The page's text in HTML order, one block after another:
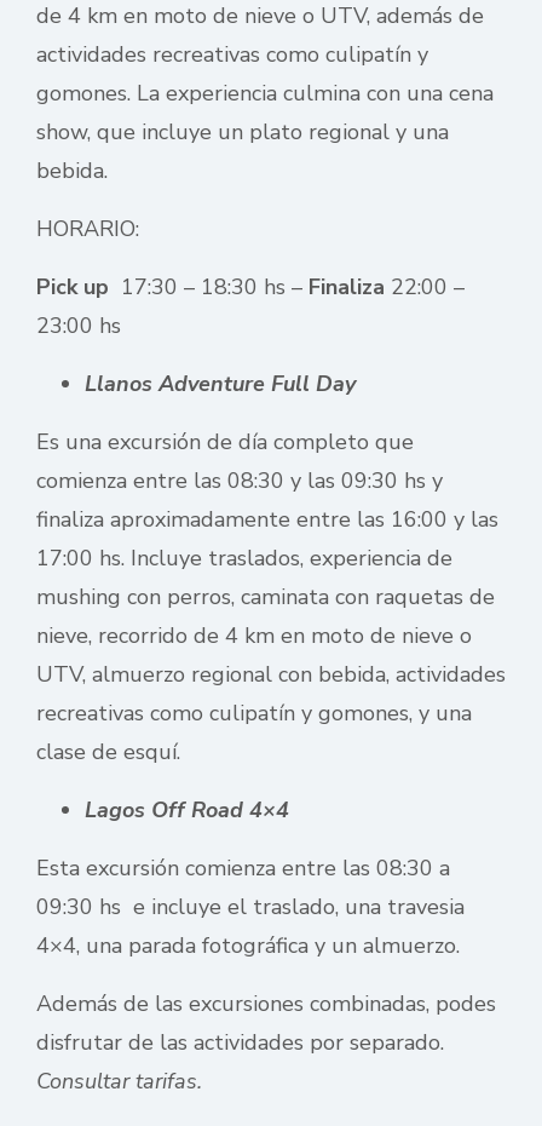
de 4 km en moto de nieve o UTV, además de
actividades recreativas como culipatín y
gomones. La experiencia culmina con una cena
show, que incluye un plato regional y una
bebida.
HORARIO:
Pick up 17:30 – 18:30 hs – Finaliza 22:00 –
23:00 hs
Llanos Adventure Full Day
Es una excursión de día completo que
comienza entre las 08:30 y las 09:30 hs y
finaliza aproximadamente entre las 16:00 y las
17:00 hs. Incluye traslados, experiencia de
mushing con perros, caminata con raquetas de
nieve, recorrido de 4 km en moto de nieve o
UTV, almuerzo regional con bebida, actividades
recreativas como culipatín y gomones, y una
clase de esquí.
Lagos Off Road 4×4
Esta excursión comienza entre las 08:30 a
09:30 hs e incluye el traslado, una travesia
4×4, una parada fotográfica y un almuerzo.
Además de las excursiones combinadas, podes
disfrutar de las actividades por separado.
Consultar tarifas.